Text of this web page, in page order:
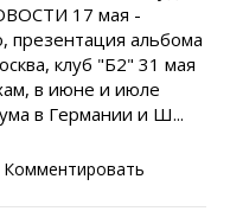
17 мая -
презентация альбома
клуб "Б2" 31 мая
в июне и июле
в Германии и Ш...
Комментировать